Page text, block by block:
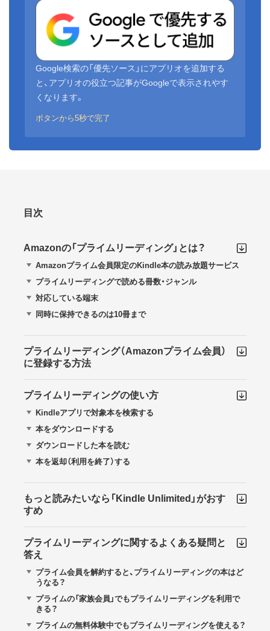
Google検索の「優先ソース」にアプリオを追加する
と、アプリオの役立つ記事がGoogleで表示されやす
くなります。
ボタンから5秒で完了
目次
Amazonの「プライムリーディング」とは？
Amazonプライム会員限定のKindle本の読み放題サービス
プライムリーディングで読める冊数・ジャンル
対応している端末
同時に保持できるのは10冊まで
プライムリーディング（Amazonプライム会員）
に登録する方法
プライムリーディングの使い方
Kindleアプリで対象本を検索する
本をダウンロードする
ダウンロードした本を読む
本を返却（利用を終了）する
もっと読みたいなら「Kindle Unlimited」がおす
すめ
プライムリーディングに関するよくある疑問と
答え
プライム会員を解約すると、プライムリーディングの本はど
うなる？
プライムの「家族会員」でもプライムリーディングを利用で
きる？
プライムの無料体験中でもプライムリーディングを使える？